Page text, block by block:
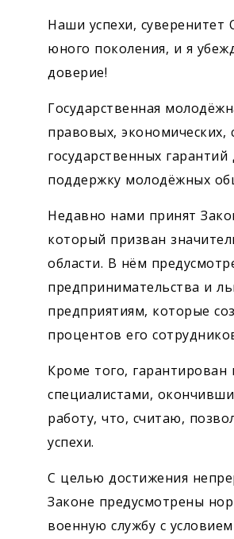
Наши успехи, суверенитет
юного поколения, и я
доверие!
Государственная
правовых,
государственных
поддержку молодёжных
Недавно нами принят
который призван
области. В нём
предпринимательства и
предприятиям, которые
процентов его
Кроме того,
специалистами,
работу, что, считаю,
успехи.
С целью достижения
Законе предусмотрены
военную службу с